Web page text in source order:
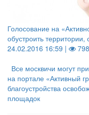
Голосование на
обустроить
24.02.2016 16:59 |
Все москвичи могут
на портале «Активный
благоустройства
площадок